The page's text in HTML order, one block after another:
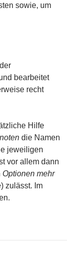
sowie, um
bearbeitet
recht
Hilfe
die Namen
jeweiligen
vor allem dann
Optionen mehr
zulässt. Im